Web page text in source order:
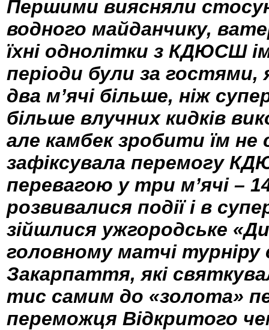
Першими виясняли
водного майданчику,
їхні однолітки з КДЮСШ
періоди були за гостями,
два м’ячі більше, ніж
більше влучних кидків
але камбек зробити їм не
зафіксувала перемогу
перевагою у три м’ячі –
розвивалися події і в
зійшлися ужгородське
головному матчі турніру
Закарпаття, які
тис самим до «золота»
переможця Відкритого